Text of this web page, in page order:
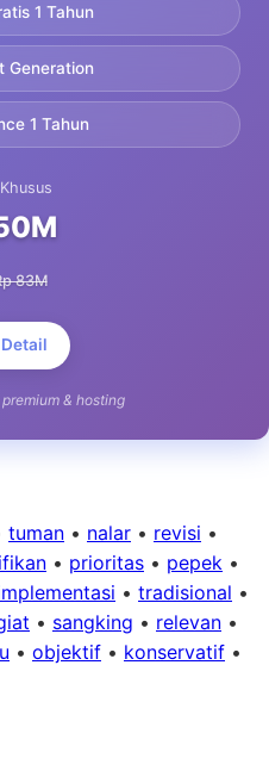
1 Tahun
Generation
1 Tahun
83M
& hosting
tuman • nalar • revisi •
• prioritas • pepek •
• tradisional •
• sangking • relevan •
• objektif • konservatif •